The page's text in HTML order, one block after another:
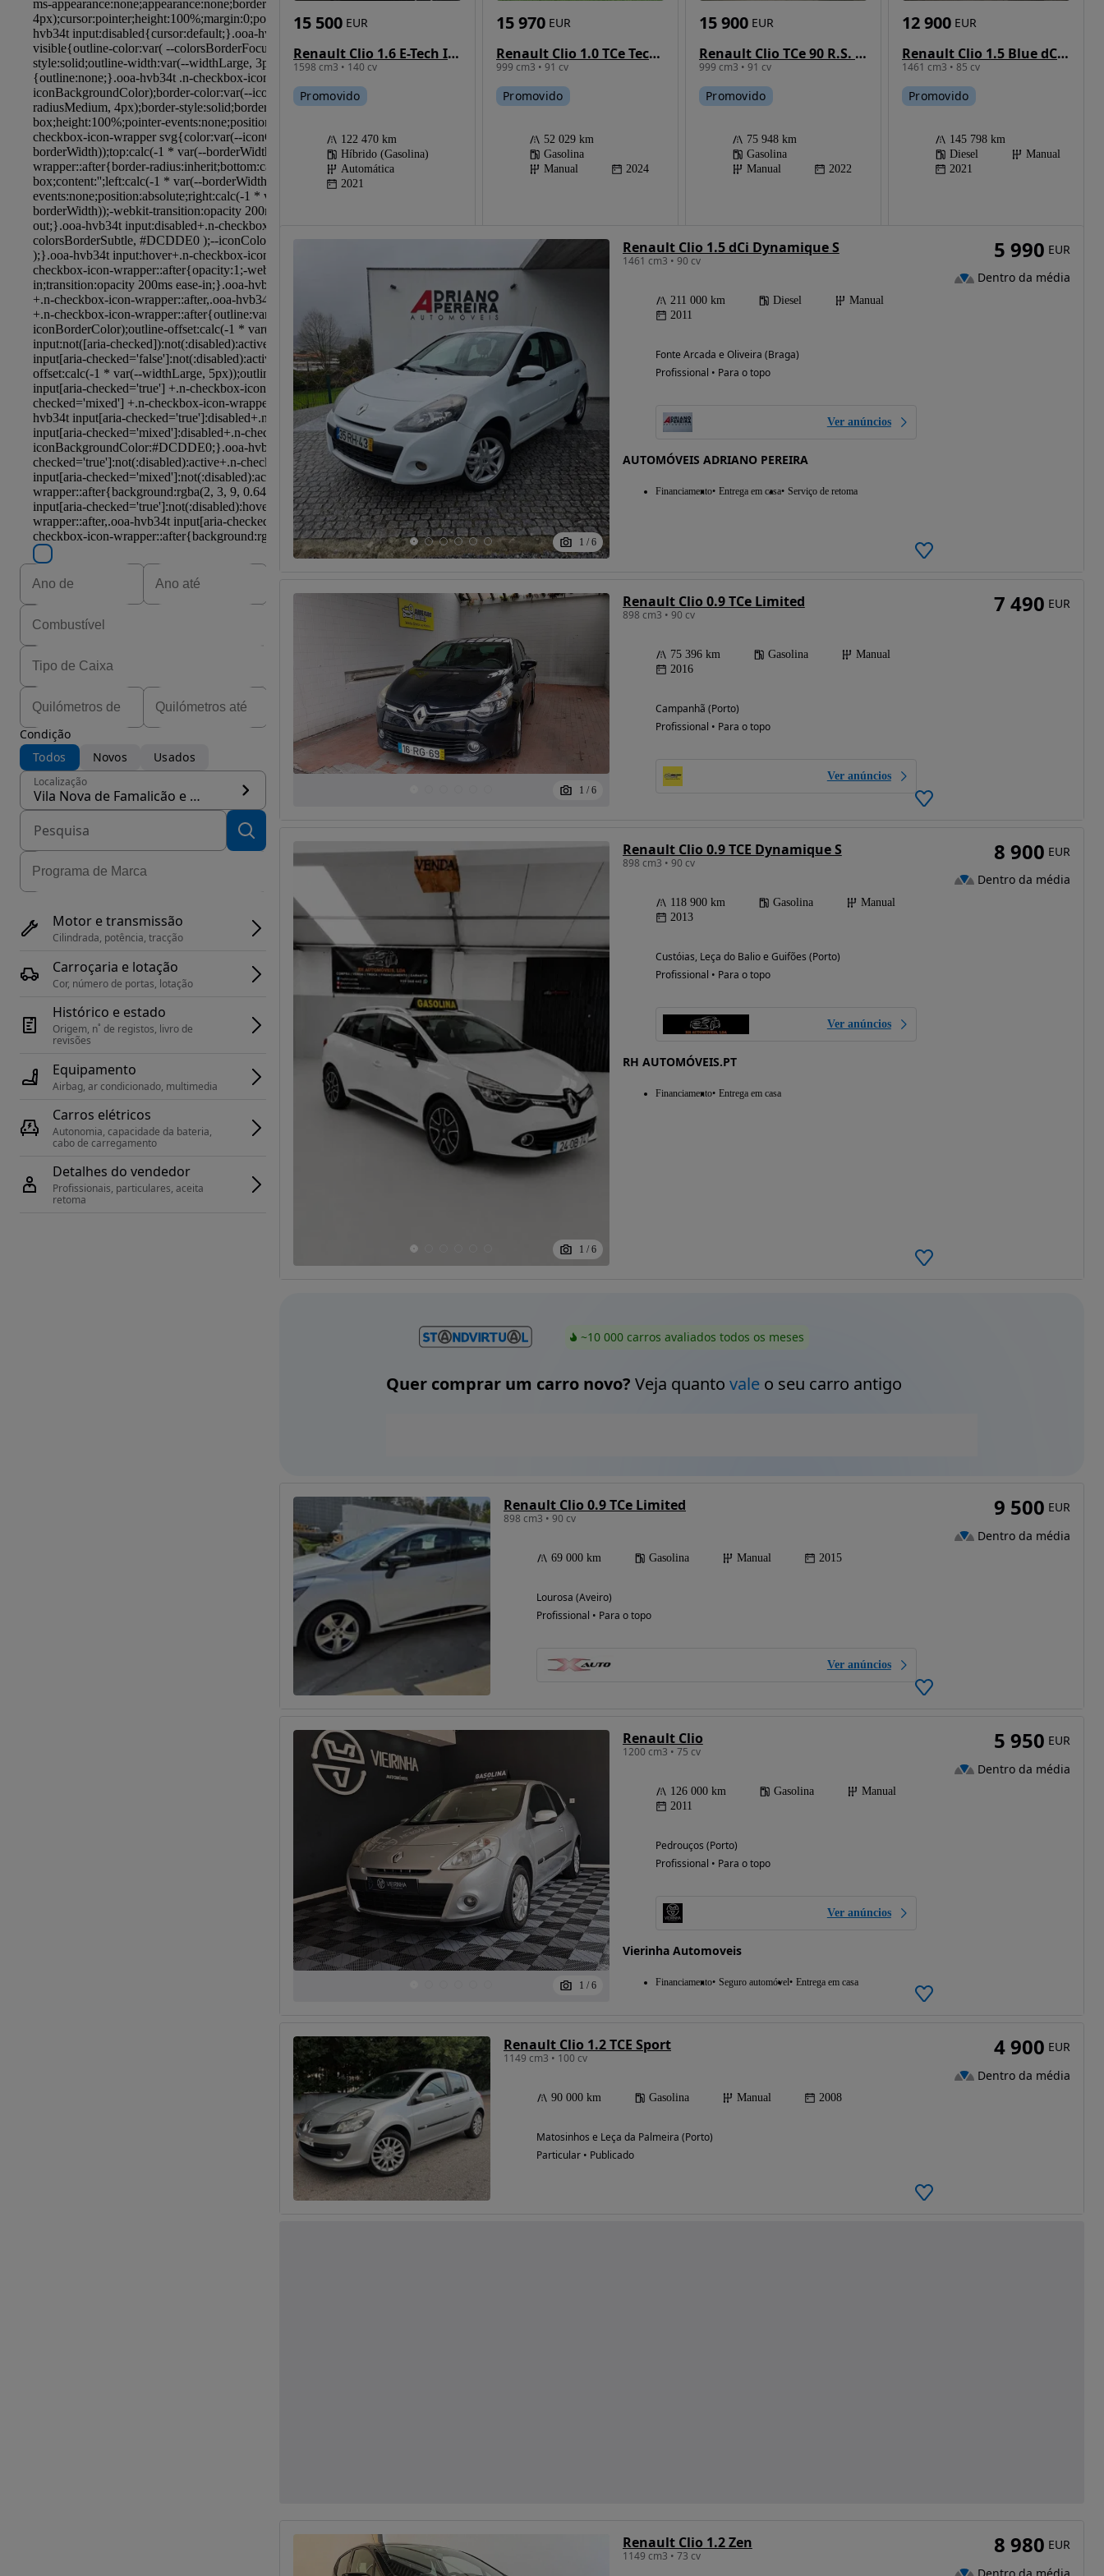
Possibilidade de
financiamento
Condição
Todos
Novos Usados
Localização
Vila Nova de Famalicão e Calendário, concelho Vila Nova de Famalicão
Motor e transmissão
Cilindrada, potência, tracção
Carroçaria e lotação
Cor, número de portas, lotação
Histórico e estado
Origem, n˚ de registos, livro de
revisões
Equipamento
Airbag, ar condicionado, multimedia
Carros elétricos
Autonomia, capacidade da bateria,
cabo de carregamento
Detalhes do vendedor
Profissionais, particulares, aceita
retoma
Renault Clio 1.6 E-Tech Intens
1598 cm3 • 140 cv
15 500 EUR
Promovido
122 470 km
Híbrido (Gasolina)
Automática
2021
Renault Clio 1.0 TCe Techno
999 cm3 • 91 cv
15 970 EUR
Promovido
52 029 km
Gasolina
Manual
2024
Renault Clio TCe 90 R.S. LINE
999 cm3 • 91 cv
15 900 EUR
Promovido
75 948 km
Gasolina
Manual
2022
Renault Clio 1.5 Blue dCi Zen
1461 cm3 • 85 cv
12 900 EUR
Promovido
145 798 km
Diesel
Manual
2021
1 / 6
Renault Clio 1.5 dCi Dynamique S
1461 cm3 • 90 cv
211 000 km Diesel
Manual
2011
Fonte Arcada e Oliveira (Braga)
Profissional • Para o topo
Ver anúncios
AUTOMÓVEIS ADRIANO PEREIRA
Financiamento Entrega em casa Serviço de retoma
5 990 EUR
Dentro da média
1 / 6
Renault Clio 0.9 TCe Limited
898 cm3 • 90 cv
75 396 km Gasolina
Manual
2016
Campanhã (Porto)
Profissional • Para o topo
Ver anúncios
7 490 EUR
1 / 6
Renault Clio 0.9 TCE Dynamique S
898 cm3 • 90 cv
118 900 km Gasolina
Manual
2013
Custóias, Leça do Balio e Guifões (Porto)
Profissional • Para o topo
Ver anúncios
RH AUTOMÓVEIS.PT
Financiamento Entrega em casa
8 900 EUR
Dentro da média
~10 000 carros avaliados todos os meses
Quer comprar um carro novo? Veja quanto valeo seu carro antigo
Renault Clio 0.9 TCe Limited
898 cm3 • 90 cv
69 000 km Gasolina Manual 2015
Lourosa (Aveiro)
Profissional • Para o topo
Ver anúncios
9 500 EUR
Dentro da média
1 / 6
Renault Clio
1200 cm3 • 75 cv
126 000 km Gasolina
Manual
2011
Pedrouços (Porto)
Profissional • Para o topo
Ver anúncios
Vierinha Automoveis
Financiamento Seguro automóvel Entrega em casa
5 950 EUR
Dentro da média
Renault Clio 1.2 TCE Sport
1149 cm3 • 100 cv
90 000 km Gasolina Manual 2008
Matosinhos e Leça da Palmeira (Porto)
Particular • Publicado
4 900 EUR
Dentro da média
Renault Clio 1.2 Zen
1149 cm3 • 73 cv 8 980 EUR
Dentro da média